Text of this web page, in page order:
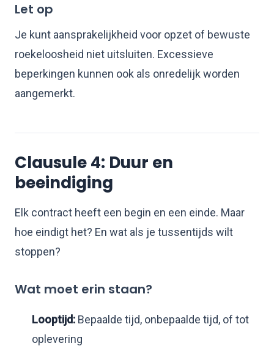
Let op
Je kunt aansprakelijkheid voor opzet of bewuste
roekeloosheid niet uitsluiten. Excessieve
beperkingen kunnen ook als onredelijk worden
aangemerkt.
Clausule 4: Duur en
beeindiging
Elk contract heeft een begin en een einde. Maar
hoe eindigt het? En wat als je tussentijds wilt
stoppen?
Wat moet erin staan?
Looptijd: Bepaalde tijd, onbepaalde tijd, of tot
oplevering